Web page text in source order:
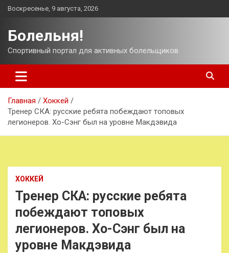
Перейти
Воскресенье, 9 августа, 2026
Болельня!
Спортивный портал для активных болельщиков.
Главная
Хоккей
Тренер СКА: русские ребята побеждают топовых
легионеров. Хо-Сэнг был на уровне Макдэвида
ХОККЕЙ
Тренер СКА: русские ребята
побеждают топовых
легионеров. Хо-Сэнг был на
уровне Макдэвида